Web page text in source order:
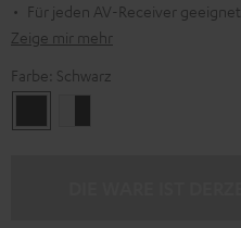
Für jeden AV-Receiver geeignet
Zeige mir mehr
Farbe: Schwarz